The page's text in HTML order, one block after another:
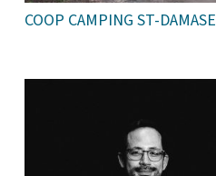
COOP CAMPING ST-DAMASE